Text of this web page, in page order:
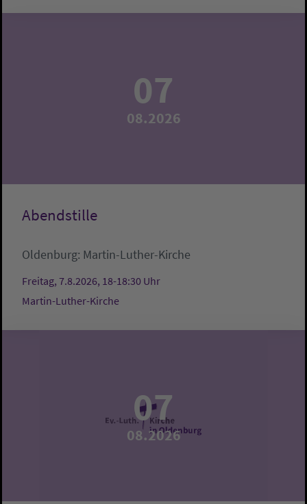
07
08.2026
Abendstille
Oldenburg: Martin-Luther-Kirche
Freitag, 7.8.2026, 18-18:30 Uhr
Martin-Luther-Kirche
07
08.2026